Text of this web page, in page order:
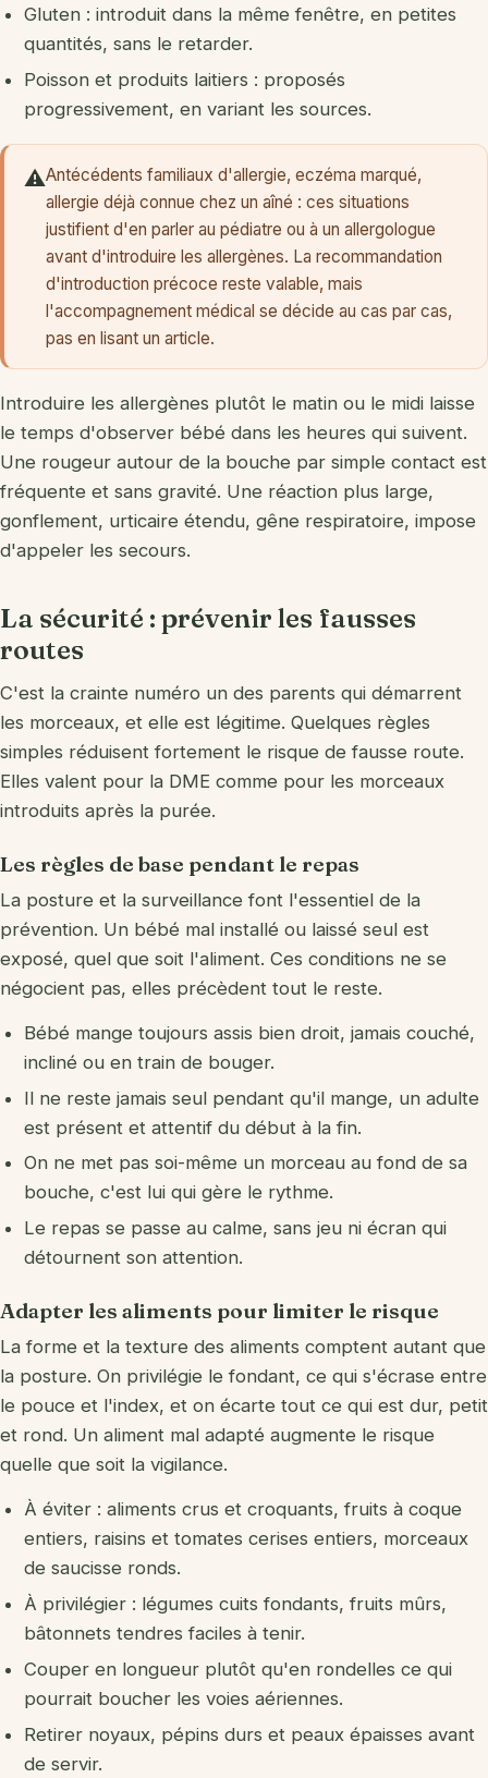
Gluten : introduit dans la même fenêtre, en petites
quantités, sans le retarder.
Poisson et produits laitiers : proposés
progressivement, en variant les sources.
⚠️Antécédents familiaux d'allergie, eczéma marqué,
allergie déjà connue chez un aîné : ces situations
justifient d'en parler au pédiatre ou à un allergologue
avant d'introduire les allergènes. La recommandation
d'introduction précoce reste valable, mais
l'accompagnement médical se décide au cas par cas,
pas en lisant un article.
Introduire les allergènes plutôt le matin ou le midi laisse
le temps d'observer bébé dans les heures qui suivent.
Une rougeur autour de la bouche par simple contact est
fréquente et sans gravité. Une réaction plus large,
gonflement, urticaire étendu, gêne respiratoire, impose
d'appeler les secours.
La sécurité : prévenir les fausses
routes
C'est la crainte numéro un des parents qui démarrent
les morceaux, et elle est légitime. Quelques règles
simples réduisent fortement le risque de fausse route.
Elles valent pour la DME comme pour les morceaux
introduits après la purée.
Les règles de base pendant le repas
La posture et la surveillance font l'essentiel de la
prévention. Un bébé mal installé ou laissé seul est
exposé, quel que soit l'aliment. Ces conditions ne se
négocient pas, elles précèdent tout le reste.
Bébé mange toujours assis bien droit, jamais couché,
incliné ou en train de bouger.
Il ne reste jamais seul pendant qu'il mange, un adulte
est présent et attentif du début à la fin.
On ne met pas soi-même un morceau au fond de sa
bouche, c'est lui qui gère le rythme.
Le repas se passe au calme, sans jeu ni écran qui
détournent son attention.
Adapter les aliments pour limiter le risque
La forme et la texture des aliments comptent autant que
la posture. On privilégie le fondant, ce qui s'écrase entre
le pouce et l'index, et on écarte tout ce qui est dur, petit
et rond. Un aliment mal adapté augmente le risque
quelle que soit la vigilance.
À éviter : aliments crus et croquants, fruits à coque
entiers, raisins et tomates cerises entiers, morceaux
de saucisse ronds.
À privilégier : légumes cuits fondants, fruits mûrs,
bâtonnets tendres faciles à tenir.
Couper en longueur plutôt qu'en rondelles ce qui
pourrait boucher les voies aériennes.
Retirer noyaux, pépins durs et peaux épaisses avant
de servir.